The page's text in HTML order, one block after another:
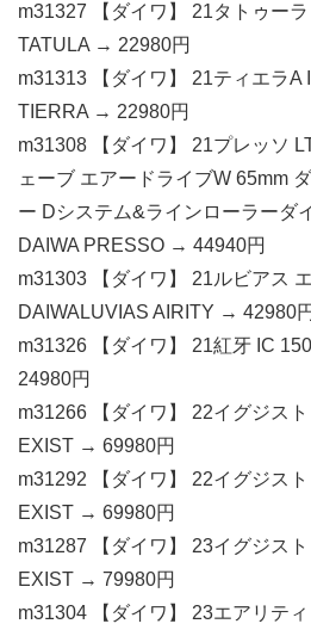
m31327 【ダイワ】 21タトゥー
TATULA → 22980円
m31313 【ダイワ】 21ティエラA
TIERRA → 22980円
m31308 【ダイワ】 21プレッソ
ェーブ エアードライブW 65mm
ー Dシステム&ラインローラーダ
DAIWA PRESSO → 44940円
m31303 【ダイワ】 21ルビアス
DAIWALUVIAS AIRITY → 42980円
m31326 【ダイワ】 21紅牙 IC
24980円
m31266 【ダイワ】 22イグジス
EXIST → 69980円
m31292 【ダイワ】 22イグジス
EXIST → 69980円
m31287 【ダイワ】 23イグジス
EXIST → 79980円
m31304 【ダイワ】 23エアリテ